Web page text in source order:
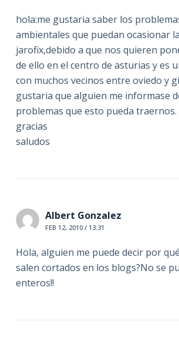
hola:me gustaria saber los
ambientales que puedan ocasionar
jarofix,debido a que nos quieren
de ello en el centro de asturias y es
con muchos vecinos entre oviedo y
gustaria que alguien me informase
problemas que esto pueda traernos.
gracias
saludos
Albert Gonzalez
FEB 12, 2010 / 13:31
Hola, alguien me puede decir por
salen cortados en los blogs?No se
enteros!!